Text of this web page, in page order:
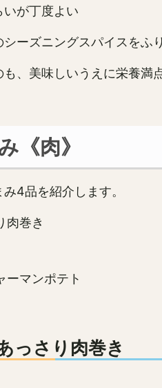
が丁度よい
ーズニングスパイスをふ
、美味しいうえに栄養満
《肉》
4品を紹介します。
肉巻き
ーマンポテト
っさり肉巻き